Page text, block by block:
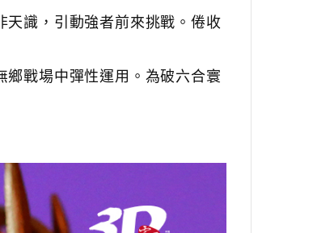
天識，引動強者前來挑戰。倦收
戰場中彈性運用。為破六合寰